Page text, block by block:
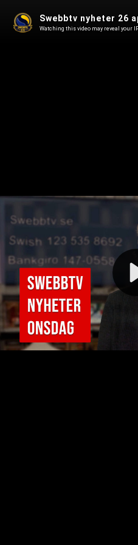
Watching this video may reveal your